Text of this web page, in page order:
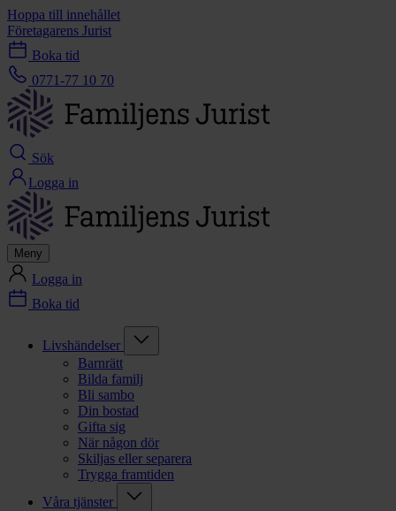
Hoppa till innehållet
Företagarens Jurist
Boka tid
0771-77 10 70
Sök
Logga in
Meny
Logga in
Boka tid
Livshändelser
Barnrätt
Bilda familj
Bli sambo
Din bostad
Gifta sig
När någon dör
Skiljas eller separera
Trygga framtiden
Våra tjänster